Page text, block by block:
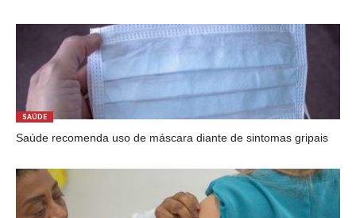
SAÚDE
Saúde recomenda uso de máscara diante de sintomas gripais